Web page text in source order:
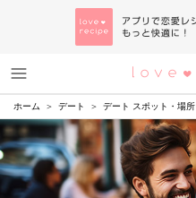
ホーム デート デート スポット・場所